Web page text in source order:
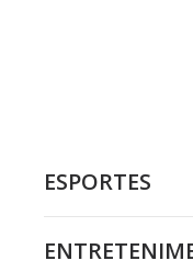
ESPORTES